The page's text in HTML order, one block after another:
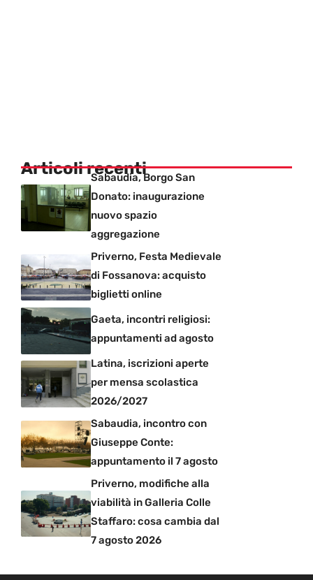
Articoli recenti
Sabaudia, Borgo San
Donato: inaugurazione
nuovo spazio
aggregazione
Priverno, Festa Medievale
di Fossanova: acquisto
biglietti online
Gaeta, incontri religiosi:
appuntamenti ad agosto
Latina, iscrizioni aperte
per mensa scolastica
2026/2027
Sabaudia, incontro con
Giuseppe Conte:
appuntamento il 7 agosto
Priverno, modifiche alla
viabilità in Galleria Colle
Staffaro: cosa cambia dal
7 agosto 2026